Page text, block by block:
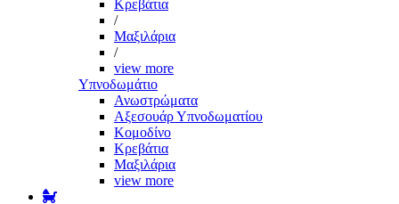
Κρεβάτια
/
Μαξιλάρια
/
view more
Υπνοδωμάτιο
Ανωστρώματα
Αξεσουάρ Υπνοδωματίου
Κομοδίνο
Κρεβάτια
Μαξιλάρια
view more